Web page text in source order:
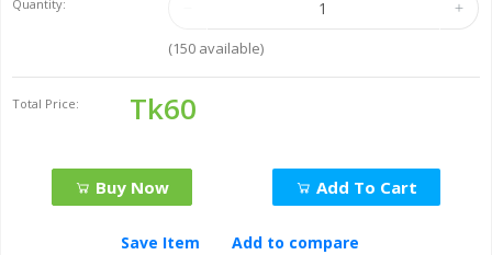
Quantity:
(150available)
Total Price: Tk60
Buy Now Add To Cart
Save Item Add to compare